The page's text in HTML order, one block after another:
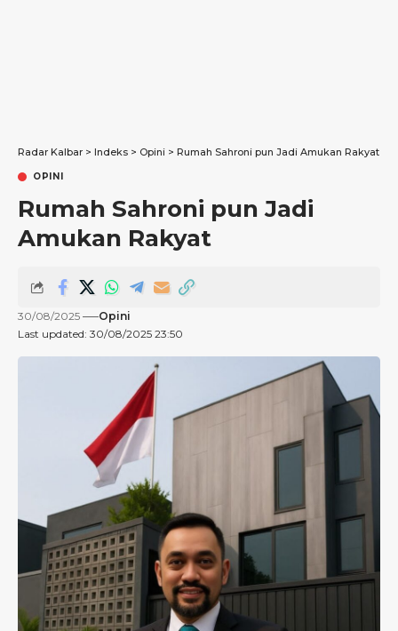
Radar Kalbar > Indeks > Opini > Rumah Sahroni pun Jadi Amukan Rakyat
OPINI
Rumah Sahroni pun Jadi
Amukan Rakyat
Last updated: 30/08/2025 23:50
30/08/2025 Opini